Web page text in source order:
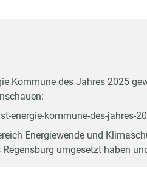
Kommune des Jahres 2025
energie-kommune-des-jahres-
Energiewende und
umgesetzt haben